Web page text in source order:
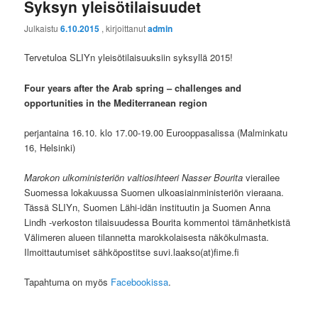
Syksyn yleisötilaisuudet
Julkaistu6.10.2015 , kirjoittanutadmin
Tervetuloa SLIYn yleisötilaisuuksiin syksyllä 2015!
Four years after the Arab spring – challenges and
opportunities in the Mediterranean region
perjantaina 16.10. klo 17.00-19.00 Eurooppasalissa (Malminkatu
16, Helsinki)
Marokon ulkoministeriön valtiosihteeri Nasser Bouritavierailee
Suomessa lokakuussa Suomen ulkoasiainministeriön vieraana.
Tässä SLIYn, Suomen Lähi-idän instituutin ja Suomen Anna
Lindh -verkoston tilaisuudessa Bourita kommentoi tämänhetkistä
Välimeren alueen tilannetta marokkolaisesta näkökulmasta.
Ilmoittautumiset sähköpostitse suvi.laakso(at)fime.fi
Tapahtuma on myös Facebookissa.